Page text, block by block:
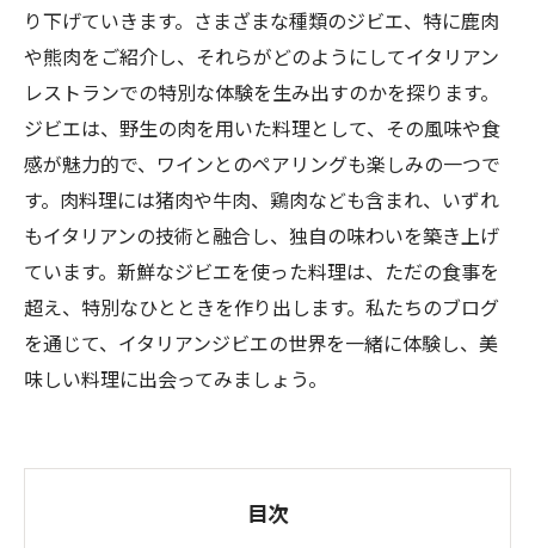
り下げていきます。さまざまな種類のジビエ、特に鹿肉
や熊肉をご紹介し、それらがどのようにしてイタリアン
レストランでの特別な体験を生み出すのかを探ります。
ジビエは、野生の肉を用いた料理として、その風味や食
感が魅力的で、ワインとのペアリングも楽しみの一つで
す。肉料理には猪肉や牛肉、鶏肉なども含まれ、いずれ
もイタリアンの技術と融合し、独自の味わいを築き上げ
ています。新鮮なジビエを使った料理は、ただの食事を
超え、特別なひとときを作り出します。私たちのブログ
を通じて、イタリアンジビエの世界を一緒に体験し、美
味しい料理に出会ってみましょう。
目次